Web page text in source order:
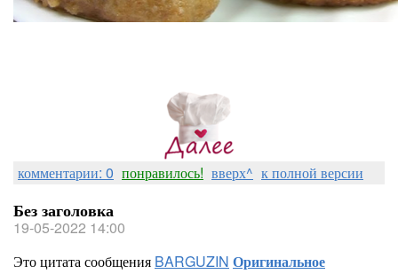
комментарии: 0 понравилось! вверх^ к полной версии
Без заголовка
19-05-2022 14:00
Это цитата сообщения BARGUZIN Оригинальное